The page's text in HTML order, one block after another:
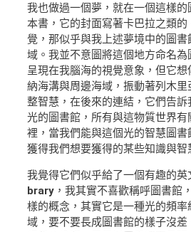
我也做過一個夢，就在一個這樣
本書，它的封面寫著卡巴拉之類
覺，那似乎與我上述夢境中的圖
域。我並不意圖將這個地方命名
呈現在我腦海的視覺意象，但它
納海溝與周邊海域，振動著列木
整智慧，在後來的連結，它們告訴
光的圖書館，所有與這物質世界
裡，當我們能與這個光的智慧圖
獲得我們想要獲得的某些知識與智
我覺得它們似乎給了一個有趣的英
brary ，我其實不喜歡稱呼圖書館
樣的概念，其實它是一種光的頻
域，要不要長成圖書館的樣子沒